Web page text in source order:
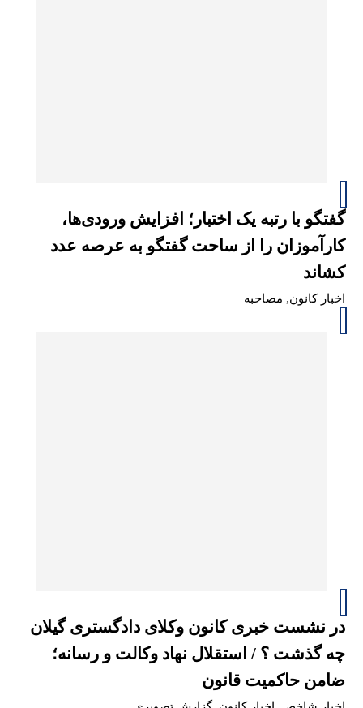
گفتگو با رتبه یک اختبار؛ افزایش ورودی‌ها،
کارآموزان را از ساحت گفتگو به عرصه عدد
کشاند
اخبار کانون, مصاحبه
در نشست خبری کانون وکلای دادگستری گیلان
چه گذشت ؟ / استقلال نهاد وکالت و رسانه؛
ضامن حاکمیت قانون